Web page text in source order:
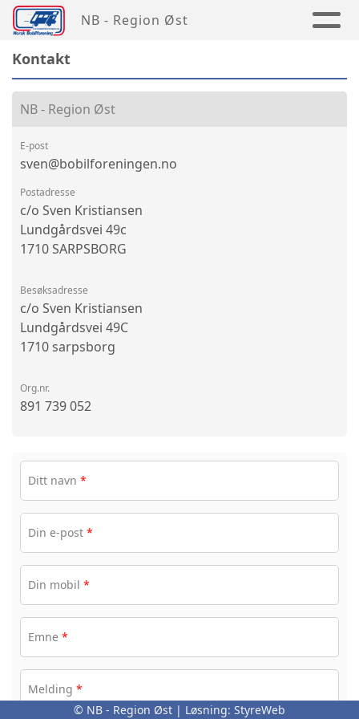
NB - Region Øst
Kontakt
NB - Region Øst
E-post
sven@bobilforeningen.no
Postadresse
c/o Sven Kristiansen
Lundgårdsvei 49c
1710 SARPSBORG
Besøksadresse
c/o Sven Kristiansen
Lundgårdsvei 49C
1710 sarpsborg
Org.nr.
891 739 052
Ditt navn *
Din e-post *
Din mobil *
Emne *
Melding *
© NB - Region Øst | Løsning: StyreWeb